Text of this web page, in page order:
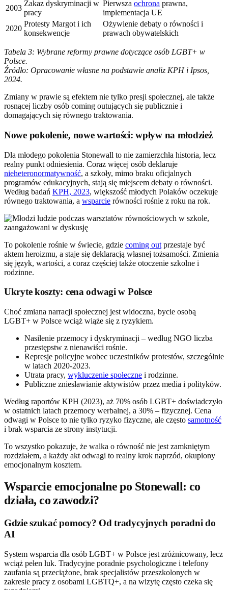
2003
Zakaz dyskryminacji w
pracy
Pierwsza ochrona prawna,
implementacja UE
2020
Protesty Margot i ich
konsekwencje
Ożywienie debaty o równości i
prawach obywatelskich
Tabela 3: Wybrane reformy prawne dotyczące osób LGBT+ w
Polsce.
Źródło: Opracowanie własne na podstawie analiz KPH i Ipsos,
2024.
Zmiany w prawie są efektem nie tylko presji społecznej, ale także
rosnącej liczby osób coming outujących się publicznie i
domagających się równego traktowania.
Nowe pokolenie, nowe wartości: wpływ na młodzież
Dla młodego pokolenia Stonewall to nie zamierzchła historia, lecz
realny punkt odniesienia. Coraz więcej osób deklaruje
nieheteronormatywność, a szkoły, mimo braku oficjalnych
programów edukacyjnych, stają się miejscem debaty o równości.
Według badań KPH, 2023, większość młodych Polaków oczekuje
równego traktowania, a wsparcie równości rośnie z roku na rok.
To pokolenie rośnie w świecie, gdzie coming out przestaje być
aktem heroizmu, a staje się deklaracją własnej tożsamości. Zmienia
się język, wartości, a coraz częściej także otoczenie szkolne i
rodzinne.
Ukryte koszty: cena odwagi w Polsce
Choć zmiana narracji społecznej jest widoczna, bycie osobą
LGBT+ w Polsce wciąż wiąże się z ryzykiem.
Nasilenie przemocy i dyskryminacji – według NGO liczba
przestępstw z nienawiści rośnie.
Represje policyjne wobec uczestników protestów, szczególnie
w latach 2020-2023.
Utrata pracy, wykluczenie społeczne i rodzinne.
Publiczne zniesławianie aktywistów przez media i polityków.
Według raportów KPH (2023), aż 70% osób LGBT+ doświadczyło
w ostatnich latach przemocy werbalnej, a 30% – fizycznej. Cena
odwagi w Polsce to nie tylko ryzyko fizyczne, ale często samotność
i brak wsparcia ze strony instytucji.
To wszystko pokazuje, że walka o równość nie jest zamkniętym
rozdziałem, a każdy akt odwagi to realny krok naprzód, okupiony
emocjonalnym kosztem.
Wsparcie emocjonalne po Stonewall: co
działa, co zawodzi?
Gdzie szukać pomocy? Od tradycyjnych poradni do
AI
System wsparcia dla osób LGBT+ w Polsce jest zróżnicowany, lecz
wciąż pełen luk. Tradycyjne poradnie psychologiczne i telefony
zaufania są przeciążone, brak specjalistów przeszkolonych w
zakresie pracy z osobami LGBTQ+, a na wizytę często czeka się